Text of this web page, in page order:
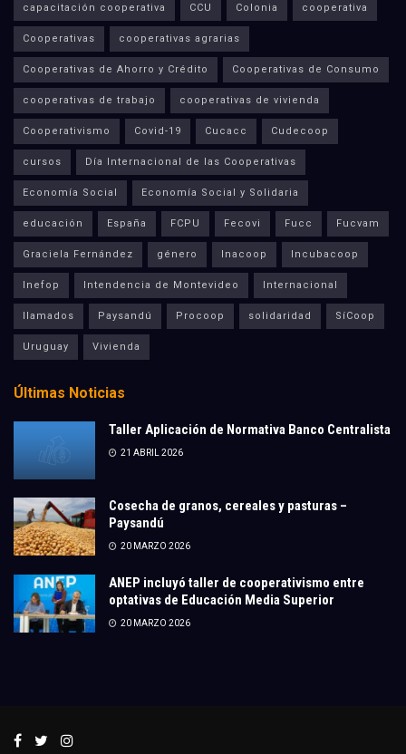
capacitación cooperativa CCU Colonia cooperativa
Cooperativas cooperativas agrarias
Cooperativas de Ahorro y Crédito Cooperativas de Consumo
cooperativas de trabajo cooperativas de vivienda
Cooperativismo Covid-19 Cucacc Cudecoop
cursos Día Internacional de las Cooperativas
Economía Social Economía Social y Solidaria
educación España FCPU Fecovi Fucc Fucvam
Graciela Fernández género Inacoop Incubacoop
Inefop Intendencia de Montevideo Internacional
llamados Paysandú Procoop solidaridad SíCoop
Uruguay Vivienda
Últimas Noticias
Taller Aplicación de Normativa Banco Centralista
21 ABRIL 2026
Cosecha de granos, cereales y pasturas –
Paysandú
20 MARZO 2026
ANEP incluyó taller de cooperativismo entre
optativas de Educación Media Superior
20 MARZO 2026